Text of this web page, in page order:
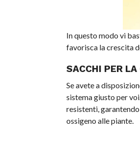
In questo modo vi
favorisca la crescita
SACCHI PER
Se avete a
sistema giusto per
resistenti,
ossigeno alle piante.